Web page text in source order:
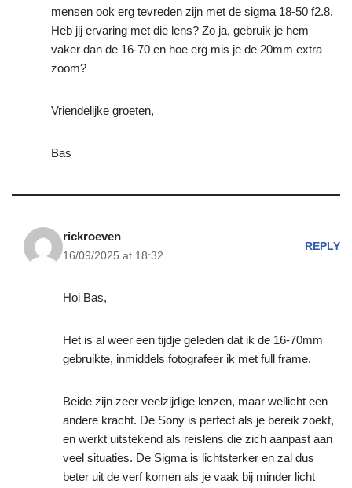
mensen ook erg tevreden zijn met de sigma 18-50 f2.8.
Heb jij ervaring met die lens? Zo ja, gebruik je hem
vaker dan de 16-70 en hoe erg mis je de 20mm extra
zoom?
Vriendelijke groeten,
Bas
rickroeven
16/09/2025 at 18:32
REPLY
Hoi Bas,
Het is al weer een tijdje geleden dat ik de 16-70mm
gebruikte, inmiddels fotografeer ik met full frame.
Beide zijn zeer veelzijdige lenzen, maar wellicht een
andere kracht. De Sony is perfect als je bereik zoekt,
en werkt uitstekend als reislens die zich aanpast aan
veel situaties. De Sigma is lichtsterker en zal dus
beter uit de verf komen als je vaak bij minder licht